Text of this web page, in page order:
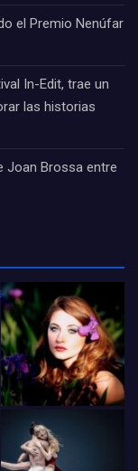
el Premio Nenúfar
In-Edit, trae un
las historias
Joan Brossa entre